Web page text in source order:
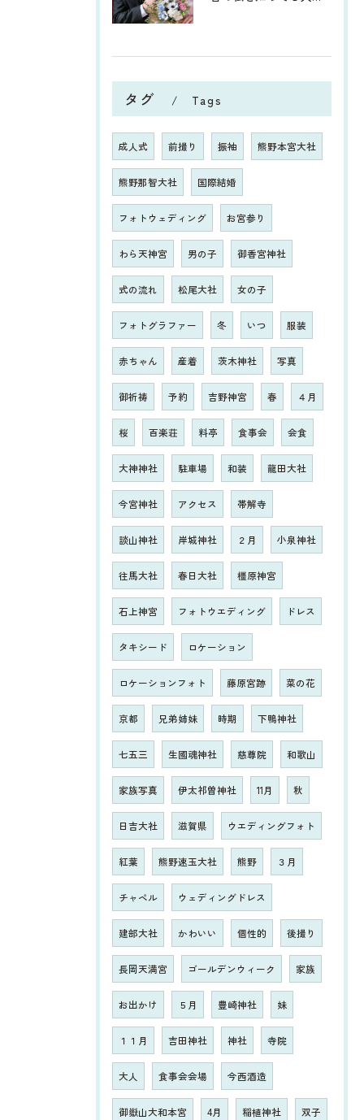
タグ Tags
成人式 前撮り 振袖 熊野本宮大社
熊野那智大社 国際結婚
フォトウェディング お宮参り
わら天神宮 男の子 御香宮神社
式の流れ 松尾大社 女の子
フォトグラファー 冬 いつ 服装
赤ちゃん 産着 茨木神社 写真
御祈祷 予約 吉野神宮 春 ４月
桜 百楽荘 料亭 食事会 会食
大神神社 駐車場 和装 龍田大社
今宮神社 アクセス 帯解寺
談山神社 岸城神社 ２月 小泉神社
往馬大社 春日大社 橿原神宮
石上神宮 フォトウエディング ドレス
タキシード ロケーション
ロケーションフォト 藤原宮跡 菜の花
京都 兄弟姉妹 時期 下鴨神社
七五三 生國魂神社 慈尊院 和歌山
家族写真 伊太祁曽神社 11月 秋
日吉大社 滋賀県 ウエディングフォト
紅葉 熊野速玉大社 熊野 ３月
チャペル ウェディングドレス
建部大社 かわいい 個性的 後撮り
長岡天満宮 ゴールデンウィーク 家族
お出かけ ５月 豊崎神社 妹
１１月 吉田神社 神社 寺院
大人 食事会会場 今西酒造
御嶽山大和本宮 4月 稲植神社 双子